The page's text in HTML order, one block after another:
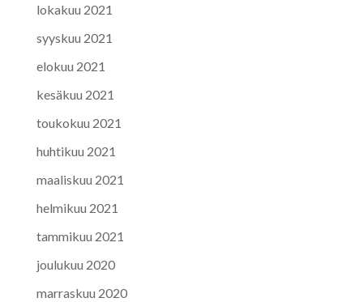
lokakuu 2021
syyskuu 2021
elokuu 2021
kesäkuu 2021
toukokuu 2021
huhtikuu 2021
maaliskuu 2021
helmikuu 2021
tammikuu 2021
joulukuu 2020
marraskuu 2020